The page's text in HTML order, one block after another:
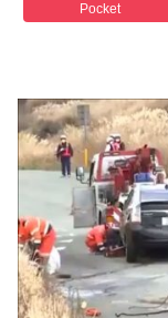
Pocket